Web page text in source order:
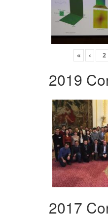
« ‹
2019
2017